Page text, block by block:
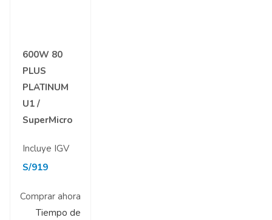
600W 80
PLUS
PLATINUM
U1 /
SuperMicro
Incluye IGV
S/919
Comprar ahora
Tiempo de